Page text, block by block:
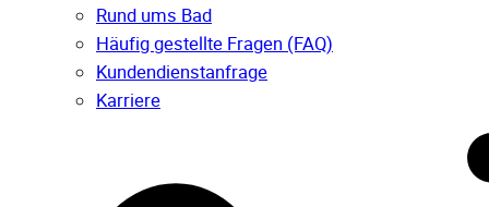
Rund ums Bad
Häufig gestellte Fragen (FAQ)
Kunden­dienst­anfrage
Karriere